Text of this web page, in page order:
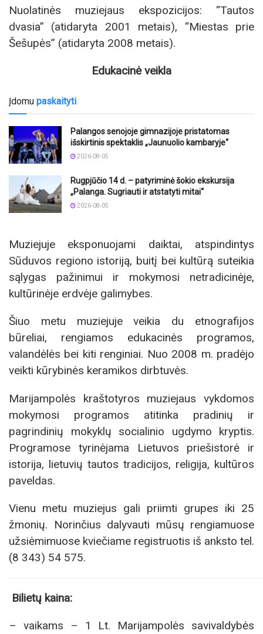
Nuolatinės muziejaus ekspozicijos: “Tautos
dvasia” (atidaryta 2001 metais), “Miestas prie
Šešupės” (atidaryta 2008 metais).
Edukacinė veikla
Įdomu paskaityti
Palangos senojoje gimnazijoje pristatomas
išskirtinis spektaklis „Jaunuolio kambaryje“
2026-08-05
Rugpjūčio 14 d. – patyriminė šokio ekskursija
„Palanga. Sugriauti ir atstatyti mitai“
2026-08-05
Muziejuje eksponuojami daiktai, atspindintys
Sūduvos regiono istoriją, buitį bei kultūrą suteikia
sąlygas pažinimui ir mokymosi netradicinėje,
kultūrinėje erdvėje galimybes.
Šiuo metu muziejuje veikia du etnografijos
būreliai, rengiamos edukacinės programos,
valandėlės bei kiti renginiai. Nuo 2008 m. pradėjo
veikti kūrybinės keramikos dirbtuvės.
Marijampolės kraštotyros muziejaus vykdomos
mokymosi programos atitinka pradinių ir
pagrindinių mokyklų socialinio ugdymo kryptis.
Programose tyrinėjama Lietuvos priešistorė ir
istorija, lietuvių tautos tradicijos, religija, kultūros
paveldas.
Vienu metu muziejus gali priimti grupes iki 25
žmonių. Norinčius dalyvauti mūsų rengiamuose
užsiėmimuose kviečiame registruotis iš anksto tel.
(8 343) 54 575.
Bilietų kaina:
– vaikams – 1 Lt. Marijampolės savivaldybės